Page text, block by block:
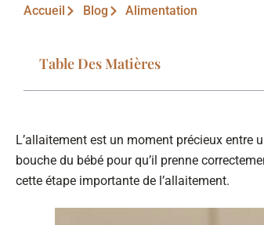
Accueil Blog Alimentation
Table Des Matières
L’allaitement est un moment précieux entre
bouche du bébé pour qu’il prenne
cette étape importante de l’allaitement.